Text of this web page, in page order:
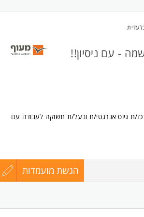
- עם ניסיון!!
ת גיוס אנרגטי/ת ובעל/ת תשוקה לעבודה עם
הקליטה בחברה.
בשיתוף פעולה עם צוות חם ותומך.
הגשת מועמדות